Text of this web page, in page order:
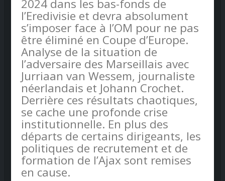
2024 dans les bas-fonds de
l’Eredivisie et devra absolument
s’imposer face à l’OM pour ne pas
être éliminé en Coupe d’Europe.
Analyse de la situation de
l’adversaire des Marseillais avec
Jurriaan van Wessem, journaliste
néerlandais et Johann Crochet.
Derrière ces résultats chaotiques,
se cache une profonde crise
institutionnelle. En plus des
départs de certains dirigeants, les
politiques de recrutement et de
formation de l’Ajax sont remises
en cause.